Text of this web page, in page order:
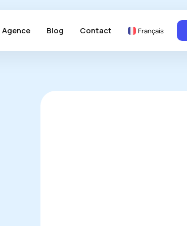
Agence Blog Contact Français